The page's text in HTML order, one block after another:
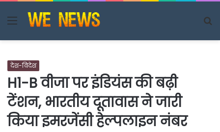
Menu
देश-विदेश
H1-B वीजा पर इंडियंस की बढ़ी
टेंशन, भारतीय दूतावास ने जारी
किया इमरजेंसी हेल्पलाइन नंबर